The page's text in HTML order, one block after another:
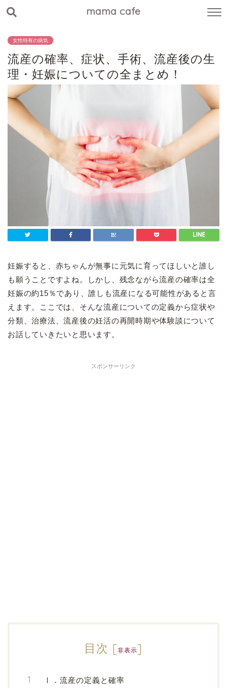
mama cafe
女性特有の病気
流産の確率、症状、手術、流産後の生
理・妊娠についての全まとめ！
妊娠すると、赤ちゃんが無事に元気に育ってほしいと誰し
も願うことですよね。しかし、残念ながら流産の確率は全
妊娠の約15％であり、誰しも流産になる可能性があると言
えます。ここでは、そんな流産についての定義から症状や
分類、治療法、流産後の妊活の再開時期や体験談について
お話していきたいと思います。
スポンサーリンク
目次 [非表示]
Ⅰ．流産の定義と確率